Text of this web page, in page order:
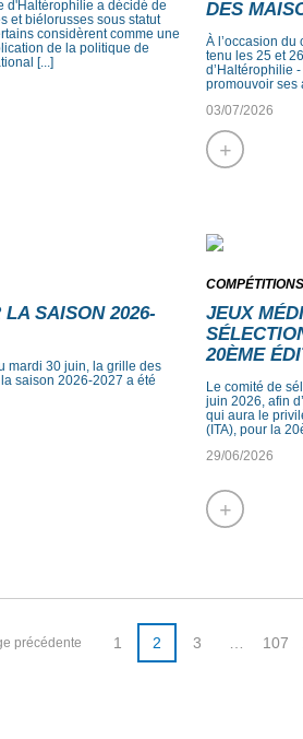
d'Haltérophilie a décidé de
et biélorusses sous statut
considèrent comme une
de la politique de
[...]
DES
À l’occasion
tenu les 25 et
d’Haltérophilie
promouvoir ses
03/07/2026
+
SAISON 2026-
mardi 30 juin, la grille des
saison 2026-2027 a été
JEUX
20ÈME
Le comité de
juin 2026, afin
qui aura le
(ITA), pour la
29/06/2026
+
précédente 1 2 3 107